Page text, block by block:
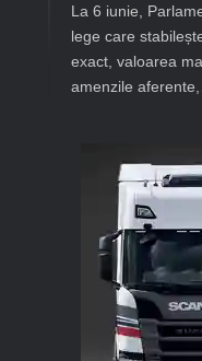
La 6 iunie,
lege care
exact, valoarea
amenzile